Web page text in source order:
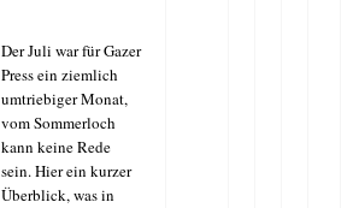
Der Juli war für Gazer
Press ein ziemlich
umtriebiger Monat,
vom Sommerloch
kann keine Rede
sein. Hier ein kurzer
Überblick, was in